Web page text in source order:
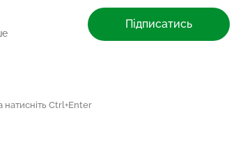
Підписатись
натисніть Ctrl+Enter